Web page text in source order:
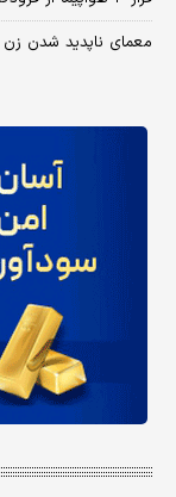
معمای ناپدید شدن زن ۴۵ ساله در تهران کشف شد+ جزئیات